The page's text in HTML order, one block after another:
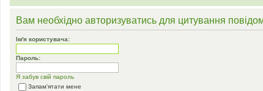
Вам необхідно авторизуватись для цитування
Ім'я користувача:
Пароль:
Я забув свій пароль
Запам'ятати мене